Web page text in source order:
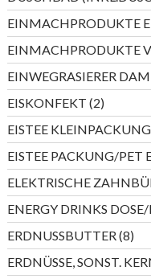
EINMACHPRODUKTE
EINMACHPRODUKTE
EINWEGRASIERER
EISKONFEKT 22
Produkte
EISTEE
EISTEE PACKUNG/PET
ELEKTRISCHE
ENERGY DRINKS
ERDNUSSBUTTER 88
ERDNÜSSE, SONST.